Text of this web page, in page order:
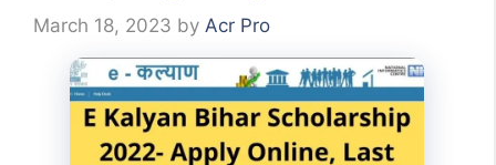
March 18, 2023 by Acr Pro